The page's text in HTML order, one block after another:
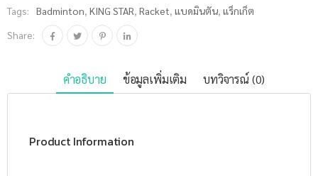
Tags:
Badminton, KING STAR, Racket, แบดมินตัน, แร็กเก็ต
Share:
คำอธิบาย ข้อมูลเพิ่มเติม บทวิจารณ์ (0)
Product Information